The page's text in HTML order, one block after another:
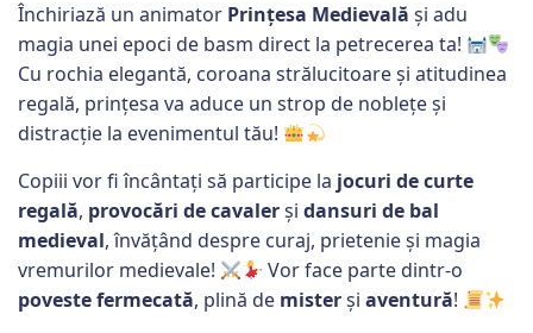
Închiriază un animator Prințesa Medievală și adu
magia unei epoci de basm direct la petrecerea ta!
Cu rochia elegantă, coroana strălucitoare și atitudinea
regală, prințesa va aduce un strop de noblețe și
distracție la evenimentul tău!
Copiii vor fi încântați să participe la jocuri de curte
regală, provocări de cavalerși dansuri de bal
medieval, învățând despre curaj, prietenie și magia
vremurilor medievale!
Vor face parte dintr-o
poveste fermecată, plină de misterși aventură!